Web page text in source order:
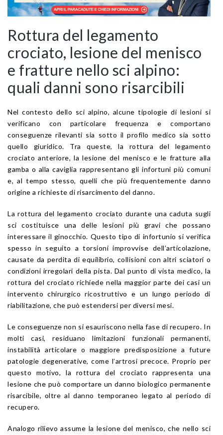
Rottura del legamento
crociato, lesione del menisco
e fratture nello sci alpino:
quali danni sono risarcibili
Nel contesto dello sci alpino, alcune tipologie di lesioni si
verificano con particolare frequenza e comportano
conseguenze rilevanti sia sotto il profilo medico sia sotto
quello giuridico. Tra queste, la rottura del legamento
crociato anteriore, la lesione del menisco e le fratture alla
gamba o alla caviglia rappresentano gli infortuni più comuni
e, al tempo stesso, quelli che più frequentemente danno
origine a richieste di risarcimento del danno.
La rottura del legamento crociato durante una caduta sugli
sci costituisce una delle lesioni più gravi che possano
interessare il ginocchio. Questo tipo di infortunio si verifica
spesso in seguito a torsioni improvvise dell’articolazione,
causate da perdita di equilibrio, collisioni con altri sciatori o
condizioni irregolari della pista. Dal punto di vista medico, la
rottura del crociato richiede nella maggior parte dei casi un
intervento chirurgico ricostruttivo e un lungo periodo di
riabilitazione, che può estendersi per diversi mesi.
Le conseguenze non si esauriscono nella fase di recupero. In
molti casi, residuano limitazioni funzionali permanenti,
instabilità articolare o maggiore predisposizione a future
patologie degenerative, come l’artrosi precoce. Proprio per
questo motivo, la rottura del crociato rappresenta una
lesione che può comportare un danno biologico permanente
risarcibile, oltre al danno temporaneo legato al periodo di
recupero.
Analogo rilievo assume la lesione del menisco, che nello sci